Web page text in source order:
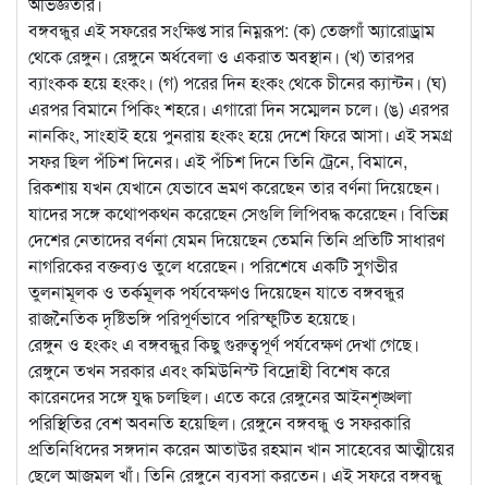
বঙ্গবন্ধুর এই সফরের সংক্ষিপ্ত সার নিম্নরূপ: (ক) তেজগাঁ অ্যারোড্রাম
থেকে রেঙ্গুন। রেঙ্গুনে অর্ধবেলা ও একরাত অবস্থান। (খ) তারপর
ব্যাংকক হয়ে হংকং। (গ) পরের দিন হংকং থেকে চীনের ক্যান্টন। (ঘ)
এরপর বিমানে পিকিং শহরে। এগারো দিন সম্মেলন চলে। (ঙ) এরপর
নানকিং, সাংহাই হয়ে পুনরায় হংকং হয়ে দেশে ফিরে আসা। এই সমগ্র
সফর ছিল পঁচিশ দিনের। এই পঁচিশ দিনে তিনি ট্রেনে, বিমানে,
রিকশায় যখন যেখানে যেভাবে ভ্রমণ করেছেন তার বর্ণনা দিয়েছেন।
যাদের সঙ্গে কথোপকথন করেছেন সেগুলি লিপিবদ্ধ করেছেন। বিভিন্ন
দেশের নেতাদের বর্ণনা যেমন দিয়েছেন তেমনি তিনি প্রতিটি সাধারণ
নাগরিকের বক্তব্যও তুলে ধরেছেন। পরিশেষে একটি সুগভীর
তুলনামূলক ও তর্কমূলক পর্যবেক্ষণও দিয়েছেন যাতে বঙ্গবন্ধুর
রাজনৈতিক দৃষ্টিভঙ্গি পরিপূর্ণভাবে পরিস্ফুটিত হয়েছে।
রেঙ্গুন ও হংকং এ বঙ্গবন্ধুর কিছু গুরুত্বপূর্ণ পর্যবেক্ষণ দেখা গেছে।
রেঙ্গুনে তখন সরকার এবং কমিউনিস্ট বিদ্রোহী বিশেষ করে
কারেনদের সঙ্গে যুদ্ধ চলছিল। এতে করে রেঙ্গুনের আইনশৃঙ্খলা
পরিস্থিতির বেশ অবনতি হয়েছিল। রেঙ্গুনে বঙ্গবন্ধু ও সফরকারি
প্রতিনিধিদের সঙ্গদান করেন আতাউর রহমান খান সাহেবের আত্মীয়ের
ছেলে আজমল খাঁ। তিনি রেঙ্গুনে ব্যবসা করতেন। এই সফরে বঙ্গবন্ধু